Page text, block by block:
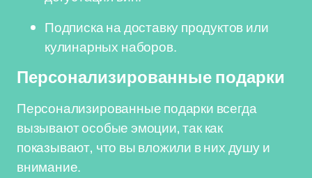
Подписка на доставку продуктов или
кулинарных наборов.
Персонализированные подарки
Персонализированные подарки всегда
вызывают особые эмоции, так как
показывают, что вы вложили в них душу и
внимание.